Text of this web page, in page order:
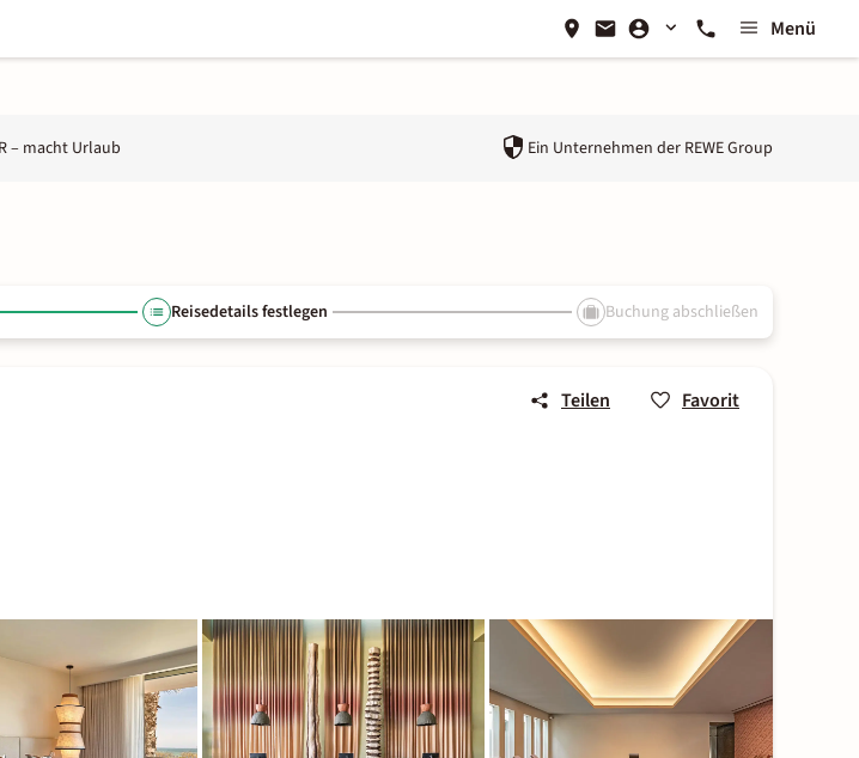
Menü
– macht Urlaub Ein Unternehmen der REWE Group
Reisedetails festlegen Buchung abschließen
Teilen Favorit